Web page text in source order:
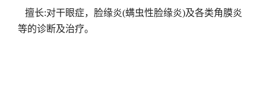
擅长:对干眼症，脸缘炎(螨虫性脸缘炎)及各类角膜炎
等的诊断及治疗。